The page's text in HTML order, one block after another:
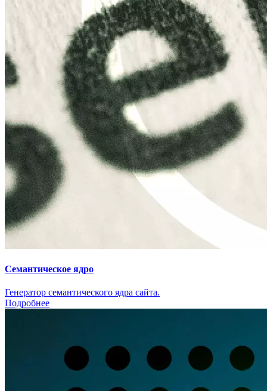
Семантическое ядро
Генератор семантического ядра сайта.
Подробнее